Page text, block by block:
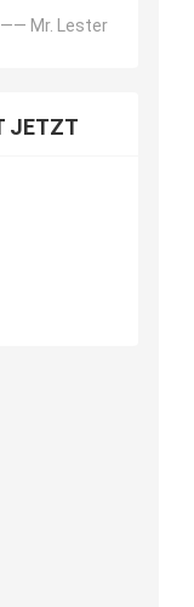
—— Mr. Lester
JETZT